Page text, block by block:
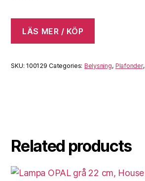
LÄS MER / KÖP
SKU:100129 Categories: Belysning, Plafonder,
Related products